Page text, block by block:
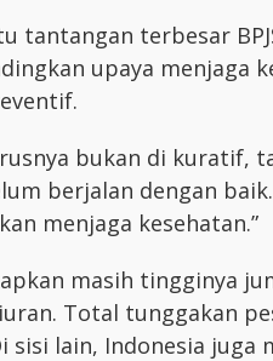
tantangan terbesar
upaya menjaga
bukan di kuratif,
berjalan dengan
menjaga kesehatan.”
masih tingginya
Total tunggakan
sisi lain, Indonesia juga